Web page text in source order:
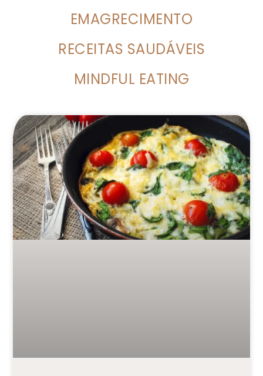
EMAGRECIMENTO
RECEITAS SAUDÁVEIS
MINDFUL EATING